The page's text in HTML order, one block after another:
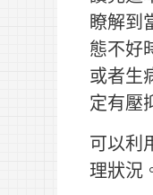
瞭解到
態不好
或者生
定有壓
可以利
理狀況